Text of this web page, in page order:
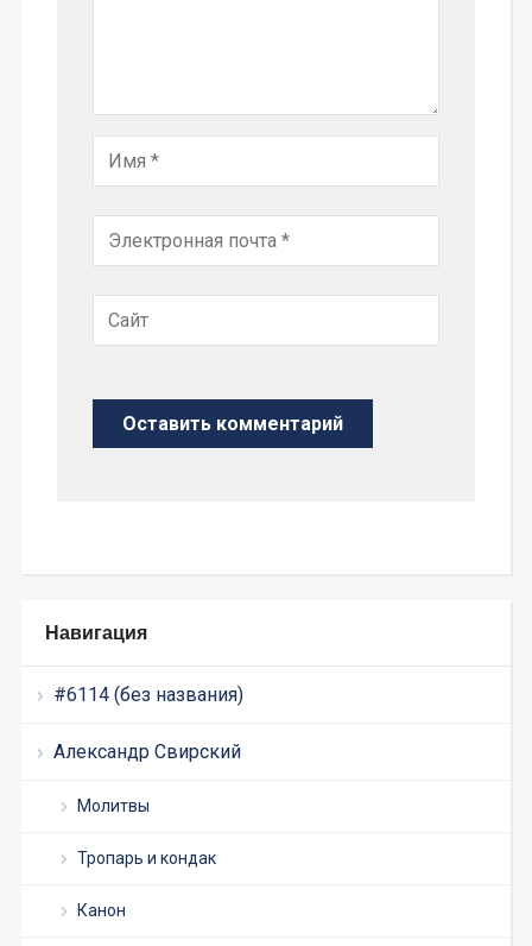
Навигация
#6114 (без названия)
Александр Свирский
Молитвы
Тропарь и кондак
Канон